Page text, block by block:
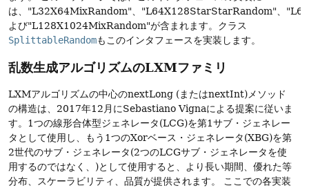
は、"L32X64MixRandom"、"L64X128StarStarRandom"、
よび"L128X1024MixRandom"が含まれます。クラス
SplittableRandomもこのインタフェースを実装します。
乱数生成アルゴリズムのLXMファミリ
LXMアルゴリズムの中心のnextLong (またはnextInt)メソッド
の構造は、2017年12月にSebastiano Vignaによる提案に従いま
す。1つの線形合体型ジェネレータ(LCG)を第1サブ・ジェネレー
タとして使用し、もう1つのXorベース・ジェネレータ(XBG)を第
2世代のサブ・ジェネレータ(2つのLCGサブ・ジェネレータを使
用するのではなく、)として使用すると、より長い期間、優れた等
分布、スケーラビリティ、品質が提供されます。
ここでの各実装